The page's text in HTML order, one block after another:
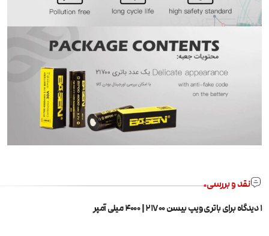
نقد و بررسی
1 دیدگاه برای باتری ویپ بیسن 21700 | 4000 میلی آمپر